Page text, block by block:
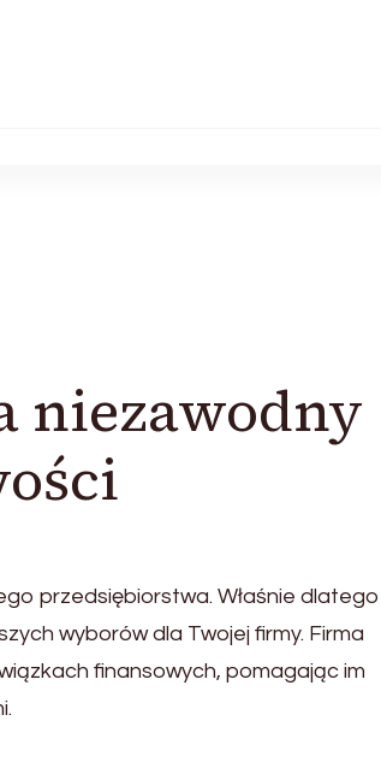
niezawodny
przedsiębiorstwa. Właśnie dlatego
wyborów dla Twojej firmy. Firma
finansowych, pomagając im